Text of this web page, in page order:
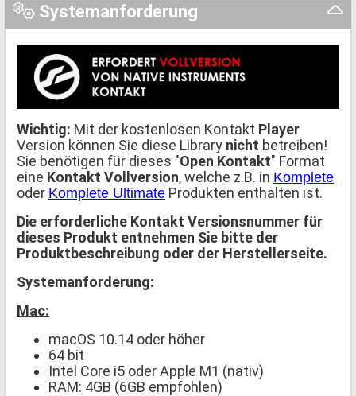
Systemanforderung
Wichtig: Mit der kostenlosen Kontakt Player
Version können Sie diese Library nicht betreiben!
Sie benötigen für dieses "Open Kontakt" Format
eine Kontakt Vollversion, welche z.B. in Komplete
oder Komplete Ultimate Produkten enthalten ist.
Die erforderliche Kontakt Versionsnummer für
dieses Produkt entnehmen Sie bitte der
Produktbeschreibung oder der Herstellerseite.
Systemanforderung:
Mac:
macOS 10.14 oder höher
64 bit
Intel Core i5 oder Apple M1 (nativ)
RAM: 4GB (6GB empfohlen)